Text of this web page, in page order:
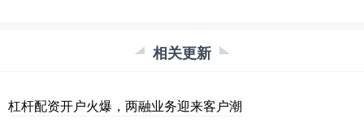
相关更新
杠杆配资开户火爆，两融业务迎来客户潮